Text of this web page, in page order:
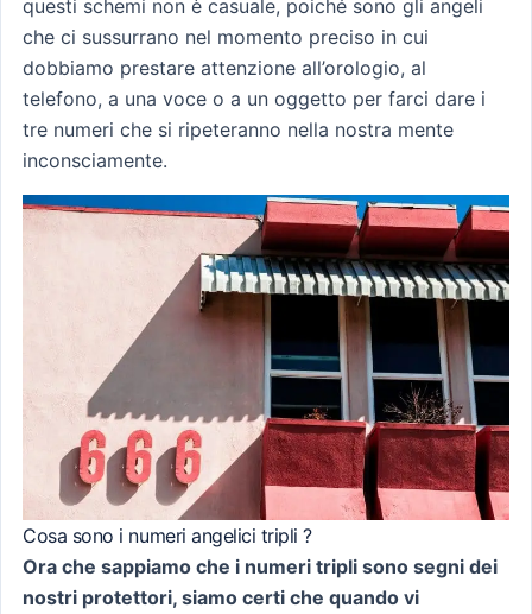
questi schemi non è casuale, poiché sono gli angeli
che ci sussurrano nel momento preciso in cui
dobbiamo prestare attenzione all’orologio, al
telefono, a una voce o a un oggetto per farci dare i
tre numeri che si ripeteranno nella nostra mente
inconsciamente.
Cosa sono i numeri angelici tripli ?
Ora che sappiamo che i numeri tripli sono segni dei
nostri protettori, siamo certi che quando vi